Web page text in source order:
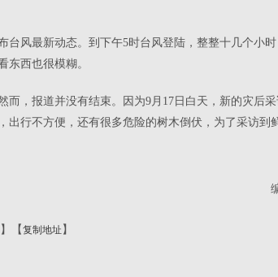
台风最新动态。到下午5时台风登陆，整整十几个小
东西也很模糊。
而，报道并没有结束。因为9月 17 日白天，新的灾后
行不方便，还有很多危险的树木倒伏，为了采访到
】【复制地址 】